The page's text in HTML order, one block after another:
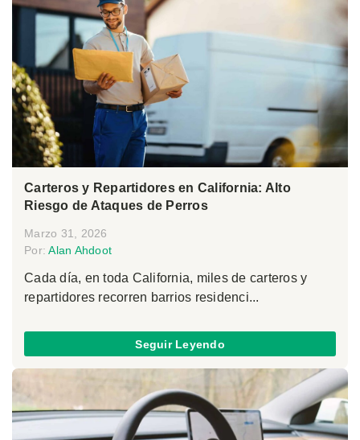
Carteros y Repartidores en California: Alto
Riesgo de Ataques de Perros
Marzo 31, 2026
Por:Alan Ahdoot
Cada día, en toda California, miles de carteros y
repartidores recorren barrios residenci...
Seguir Leyendo